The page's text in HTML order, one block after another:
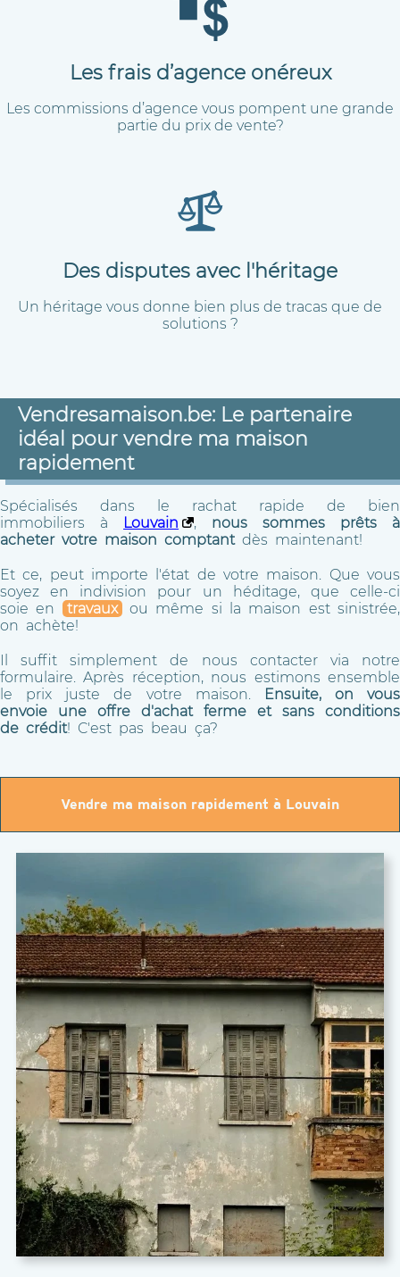
Les frais d’agence onéreux
Les commissions d’agence vous pompent une grande
partie du prix de vente?
Des disputes avec l'héritage
Un héritage vous donne bien plus de tracas que de
solutions ?
Vendresamaison.be: Le partenaire
idéal pour vendre ma maison
rapidement
Spécialisés dans le rachat rapide de bien
immobiliers à
Louvain , nous sommes prêts à
acheter votre maison comptantdès maintenant!
Et ce, peut importe l'état de votre maison. Que vous
soyez en indivision pour un héditage, que celle-ci
soie en
travaux ou même si la maison est sinistrée,
on achète!
Il suffit simplement de nous contacter via notre
formulaire. Après réception, nous estimons ensemble
le prix juste de votre maison.
Ensuite, on vous
envoie une offre d'achat ferme et sans conditions
de crédit! C'est pas beau ça?
Vendre ma maison rapidement à Louvain